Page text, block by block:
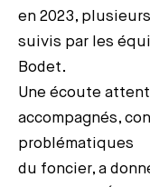
en 2023,
suivis par les
Bodet.
Une écoute
accompagnés,
problématiques
du foncier, a